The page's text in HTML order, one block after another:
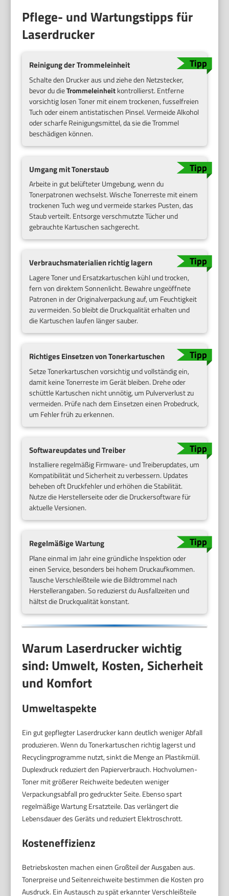
Pflege- und Wartungstipps für
Laserdrucker
Reinigung der Trommeleinheit
Schalte den Drucker aus und ziehe den Netzstecker,
bevor du dieTrommeleinheitkontrollierst. Entferne
vorsichtig losen Toner mit einem trockenen, fusselfreien
Tuch oder einem antistatischen Pinsel. Vermeide Alkohol
oder scharfe Reinigungsmittel, da sie die Trommel
beschädigen können.
Umgang mit Tonerstaub
Arbeite in gut belüfteter Umgebung, wenn du
Tonerpatronen wechselst. Wische Tonerreste mit einem
trockenen Tuch weg und vermeide starkes Pusten, das
Staub verteilt. Entsorge verschmutzte Tücher und
gebrauchte Kartuschen sachgerecht.
Verbrauchsmaterialien richtig lagern
Lagere Toner und Ersatzkartuschen kühl und trocken,
fern von direktem Sonnenlicht. Bewahre ungeöffnete
Patronen in der Originalverpackung auf, um Feuchtigkeit
zu vermeiden. So bleibt die Druckqualität erhalten und
die Kartuschen laufen länger sauber.
Richtiges Einsetzen von Tonerkartuschen
Setze Tonerkartuschen vorsichtig und vollständig ein,
damit keine Tonerreste im Gerät bleiben. Drehe oder
schüttle Kartuschen nicht unnötig, um Pulververlust zu
vermeiden. Prüfe nach dem Einsetzen einen Probedruck,
um Fehler früh zu erkennen.
Softwareupdates und Treiber
Installiere regelmäßig Firmware- und Treiberupdates, um
Kompatibilität und Sicherheit zu verbessern. Updates
beheben oft Druckfehler und erhöhen die Stabilität.
Nutze die Herstellerseite oder die Druckersoftware für
aktuelle Versionen.
Regelmäßige Wartung
Plane einmal im Jahr eine gründliche Inspektion oder
einen Service, besonders bei hohem Druckaufkommen.
Tausche Verschleißteile wie die Bildtrommel nach
Herstellerangaben. So reduzierst du Ausfallzeiten und
hältst die Druckqualität konstant.
Warum Laserdrucker wichtig
sind: Umwelt, Kosten, Sicherheit
und Komfort
Umweltaspekte
Ein gut gepflegter Laserdrucker kann deutlich weniger Abfall
produzieren. Wenn du Tonerkartuschen richtig lagerst und
Recyclingprogramme nutzt, sinkt die Menge an Plastikmüll.
Duplexdruck reduziert den Papierverbrauch. Hochvolumen-
Toner mit größerer Reichweite bedeuten weniger
Verpackungsabfall pro gedruckter Seite. Ebenso spart
regelmäßige Wartung Ersatzteile. Das verlängert die
Lebensdauer des Geräts und reduziert Elektroschrott.
Kosteneffizienz
Betriebskosten machen einen Großteil der Ausgaben aus.
Tonerpreise und Seitenreichweite bestimmen die Kosten pro
Ausdruck. Ein Austausch zu spät erkannter Verschleißteile